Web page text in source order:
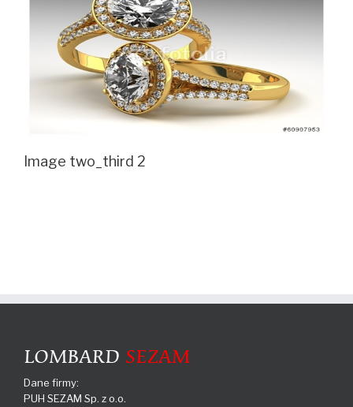
Image two_third 2
Dane firmy:
PUH SEZAM Sp. z o.o.